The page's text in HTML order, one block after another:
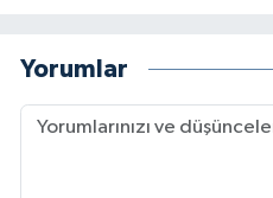
Yorumlar